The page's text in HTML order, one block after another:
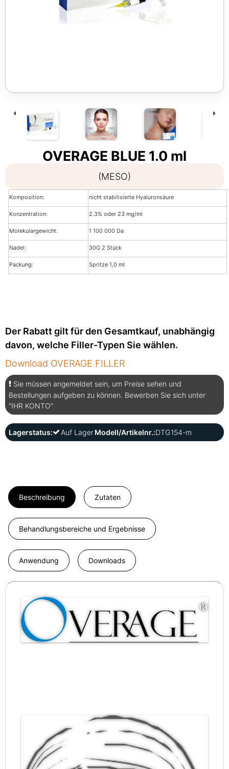
OVERAGE BLUE 1.0 ml
(MESO)
Komposition: nicht stabilisierte Hyaluronsäure
Konzentration: 2.3% oder 23 mg/ml
Molekulargewicht: 1 100 000 Da
Nadel: 30G 2 Stück
Packung: Spritze 1,0 ml
Der Rabatt gilt für den Gesamtkauf, unabhängig
davon, welche Filler-Typen Sie wählen.
Download OVERAGE FILLER
Sie müssen angemeldet sein, um Preise sehen und
Bestellungen aufgeben zu können. Bewerben Sie sich unter
"IHR KONTO"
Lagerstatus: Auf LagerModell/Artikelnr.:DTG154-m
Beschreibung Zutaten
Behandlungsbereiche und Ergebnisse
Anwendung Downloads